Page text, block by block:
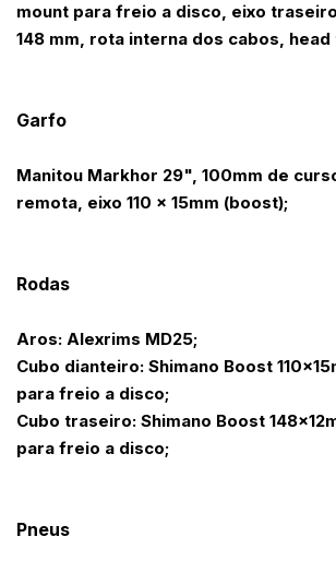
mount para freio a disco, eixo
148 mm, rota interna dos cabos,
Garfo
Manitou Markhor 29", 100mm de
remota, eixo 110 x 15mm (boost);
Rodas
Aros: Alexrims MD25;
Cubo dianteiro: Shimano Boost
para freio a disco;
Cubo traseiro: Shimano Boost
para freio a disco;
Pneus